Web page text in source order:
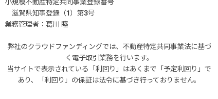
小規模不動産特定共同事業登録番号
滋賀県知事登録（1）第3号
業務管理者：葛川 睦
弊社のクラウドファンディングでは、不動産特定共同事業法に基づ
く電子取引業務を行います。
当サイトで表示されている「利回り」はあくまで「予定利回り」で
あり、「利回り」の保証は法令に基づき行っておりません。